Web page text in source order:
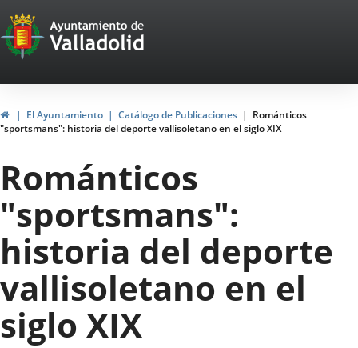
Portal
Web
del
Ayuntamiento
de
Valladolid
InicioEl Ayuntamiento Catálogo de Publicaciones
Románticos
"sportsmans": historia del deporte vallisoletano en el siglo XIX
Románticos
"sportsmans":
historia del deporte
vallisoletano en el
siglo XIX